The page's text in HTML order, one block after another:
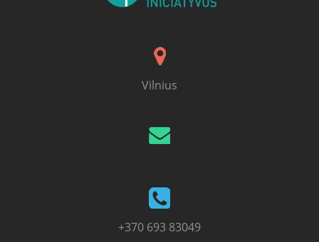
Vilnius
+370 693 83049